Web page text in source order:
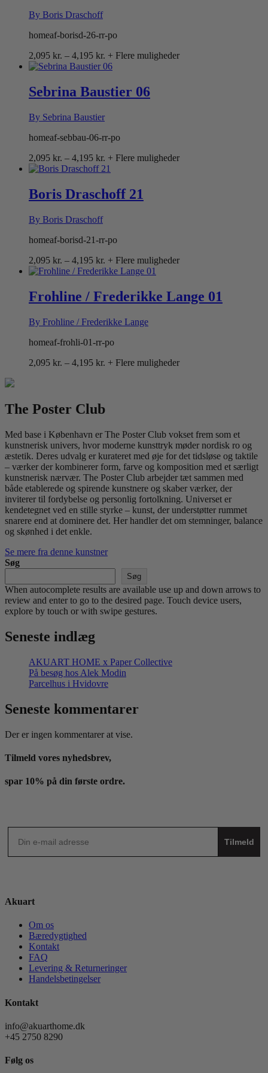
By Boris Draschoff
homeaf-borisd-26-rr-po
2,095 kr. – 4,195 kr. Prisinterval:
2,095 kr.
4,195 kr.
+ Flere muligheder
Sebrina Baustier 06
By Sebrina Baustier
homeaf-sebbau-06-rr-po
2,095 kr. – 4,195 kr. Prisinterval:
2,095 kr.
4,195 kr.
+ Flere muligheder
Boris Draschoff 21
By Boris Draschoff
homeaf-borisd-21-rr-po
2,095 kr. – 4,195 kr. Prisinterval:
2,095 kr.
4,195 kr.
+ Flere muligheder
Frohline / Frederikke Lange 01
By Frohline / Frederikke Lange
homeaf-frohli-01-rr-po
2,095 kr. – 4,195 kr. Prisinterval:
+ Flere muligheder
The Poster Club
Med base i København er The Poster Club vokset frem som et
kunstnerisk univers, hvor moderne kunsttryk møder nordisk ro og
æstetik. Deres udvalg er kurateret med øje for det tidsløse og taktile
– værker der kombinerer form, farve og komposition med et særligt
kunstnerisk nærvær. The Poster Club arbejder tæt sammen med
både etablerede og spirende kunstnere og skaber værker, der
inviterer til fordybelse og personlig fortolkning. Universet er
kendetegnet ved en stille styrke – kunst, der understøtter rummet
snarere end at dominere det. Her handler det om stemninger, balance
og skønhed i det enkle.
Se mere fra denne kunstner
Søg
Søg
When autocomplete results are available use up and down arrows to
review and enter to go to the desired page. Touch device users,
explore by touch or with swipe gestures.
Seneste indlæg
AKUART HOME x Paper Collective
På besøg hos Alek Modin
Parcelhus i Hvidovre
Seneste kommentarer
Der er ingen kommentarer at vise.
Tilmeld vores nyhedsbrev,
spar 10% på din første ordre.
Tilmeld
Akuart
Om os
Bæredygtighed
Kontakt
FAQ
Levering & Returneringer
Handelsbetingelser
Kontakt
info@akuarthome.dk
+45 2750 8290
Følg os